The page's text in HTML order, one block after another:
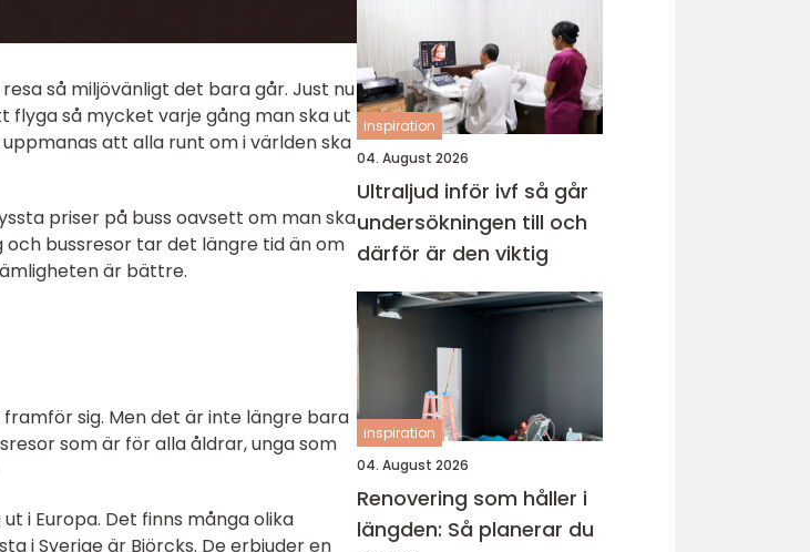
så miljövänligt det bara går. Just nu
så mycket varje gång man ska ut
att alla runt om i världen ska
priser på buss oavsett om man ska
bussresor tar det längre tid än om
är bättre.
sig. Men det är inte längre bara
som är för alla åldrar, unga som
i Europa. Det finns många olika
i Sverige är Björcks. De erbjuder en
inspiration
04. August 2026
Ultraljud inför ivf så går
undersökningen till och
därför är den viktig
inspiration
04. August 2026
Renovering som håller i
längden: Så planerar du